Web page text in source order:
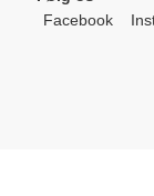
Facebook